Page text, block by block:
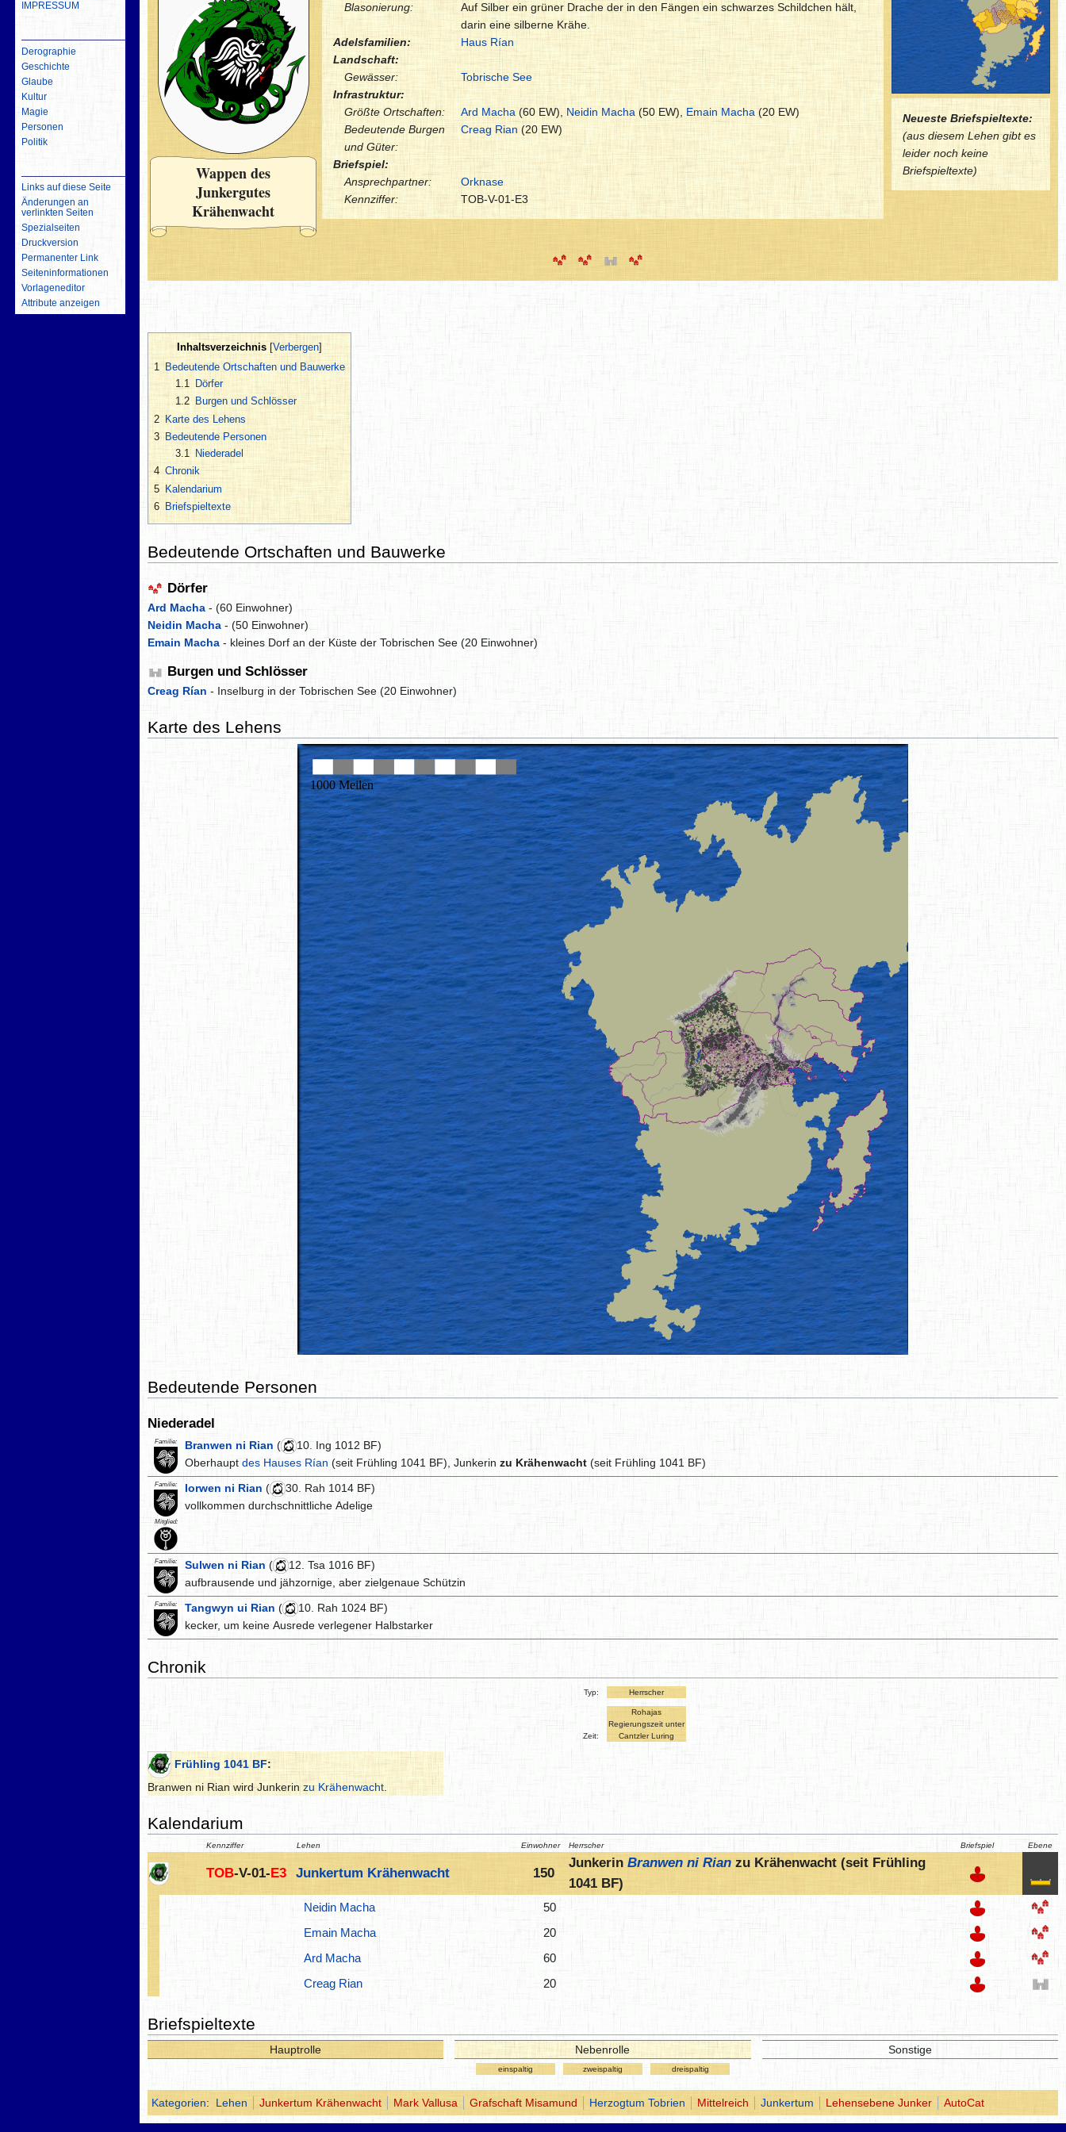
Neueste Briefspieltexte:
(aus diesem Lehen gibt es
leider noch keine
Briefspieltexte)
Wappen des
Junkergutes
Krähenwacht
Blasonierung:
Auf Silber ein grüner Drache der in den Fängen ein schwarzes Schildchen hält,
darin eine silberne Krähe.
Adelsfamilien:
Haus Rían
Landschaft:
Gewässer:
Tobrische See
Infrastruktur:
Größte Ortschaften:
Ard Macha(60 EW),Neidin Macha (50 EW), Emain Macha (20 EW)
Bedeutende Burgen
und Güter:
Creag Rian (20 EW)
Briefspiel:
Ansprechpartner:
Orknase
Kennziffer:
TOB-V-01-E3
Inhaltsverzeichnis
1 Bedeutende Ortschaften und Bauwerke
1.1
Dörfer
1.2
Burgen und Schlösser
2 Karte des Lehens
3 Bedeutende Personen
3.1
Niederadel
4 Chronik
5 Kalendarium
6 Briefspieltexte
Bedeutende Ortschaften und Bauwerke
Dörfer
Ard Macha
- (60 Einwohner)
Neidin Macha
- (50 Einwohner)
Emain Macha - kleines Dorf an der Küste der Tobrischen See (20 Einwohner)
Burgen und Schlösser
Creag Rían - Inselburg in der Tobrischen See (20 Einwohner)
Karte des Lehens
Bedeutende Personen
Niederadel
Familie: Branwen ni Rian (
10. Ing 1012 BF)
Oberhaupt des Hauses Rían (seit Frühling 1041 BF), Junkerin zu Krähenwacht (seit Frühling 1041 BF)
Familie:
Mitglied:
Iorwen ni Rian (
30. Rah 1014 BF)
vollkommen durchschnittliche Adelige
Familie: Sulwen ni Rian (
12. Tsa 1016 BF)
aufbrausende und jähzornige, aber zielgenaue Schützin
Familie: Tangwyn ui Rian (
10. Rah 1024 BF)
kecker, um keine Ausrede verlegener Halbstarker
Chronik
Typ: Herrscher
Zeit:
Rohajas
Regierungszeit unter
Cantzler Luring
Frühling 1041 BF:
Branwen ni Rian wird Junkerin zu Krähenwacht
Kalendarium
Kennziffer Lehen Einwohner Herrscher Briefspiel Ebene
TOB-V-01- E3 Junkertum Krähenwacht 150
Junkerin Branwen ni Rian zu Krähenwacht (seit Frühling
1041 BF)
Neidin Macha
50
Emain Macha
20
Ard Macha
60
Creag Rian
20
Briefspieltexte
Hauptrolle Nebenrolle Sonstige
einspaltig zweispaltig dreispaltig
Kategorien: Lehen Junkertum Krähenwacht Mark Vallusa Grafschaft Misamund Herzogtum Tobrien Mittelreich Junkertum Lehensebene Junker AutoCat
IMPRESSUM
Derographie
Geschichte
Glaube
Kultur
Magie
Personen
Politik
Links auf diese Seite
Änderungen an
verlinkten Seiten
Spezialseiten
Druckversion
Permanenter Link
Seiten­­informationen
Vorlageneditor
Attribute anzeigen